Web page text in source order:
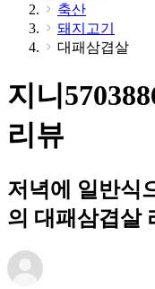
축산
돼지고기
대패삼겹살
지니
리뷰
저녁에 일반식
의 대패삼겹살